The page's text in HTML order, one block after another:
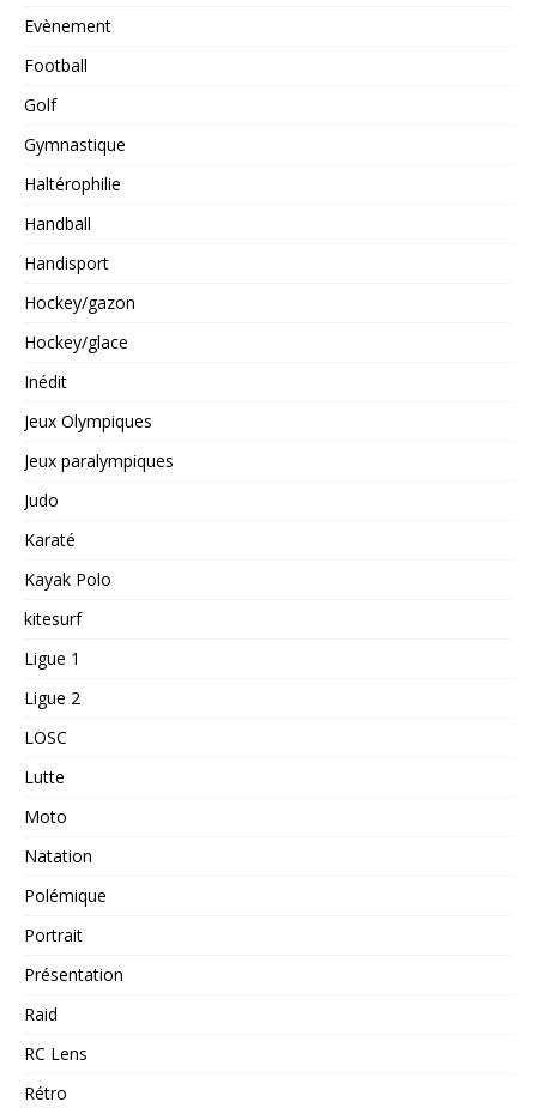
Evènement
Football
Golf
Gymnastique
Haltérophilie
Handball
Handisport
Hockey/gazon
Hockey/glace
Inédit
Jeux Olympiques
Jeux paralympiques
Judo
Karaté
Kayak Polo
kitesurf
Ligue 1
Ligue 2
LOSC
Lutte
Moto
Natation
Polémique
Portrait
Présentation
Raid
RC Lens
Rétro